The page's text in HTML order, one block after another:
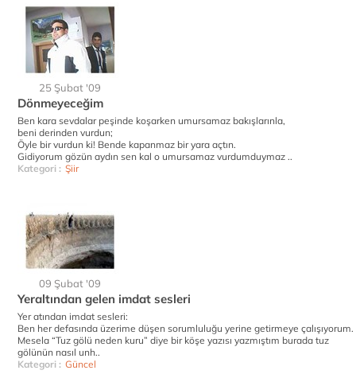
25 Şubat '09
Dönmeyeceğim
Ben kara sevdalar peşinde koşarken umursamaz bakışlarınla,
beni derinden vurdun;
Öyle bir vurdun ki! Bende kapanmaz bir yara açtın.
Gidiyorum gözün aydın sen kal o umursamaz vurdumduymaz ..
Kategori : Şiir
09 Şubat '09
Yeraltından gelen imdat sesleri
Yer atından imdat sesleri:
Ben her defasında üzerime düşen sorumluluğu yerine getirmeye çalışıyorum.
Mesela “Tuz gölü neden kuru” diye bir köşe yazısı yazmıştım burada tuz
gölünün nasıl unh..
Kategori : Güncel